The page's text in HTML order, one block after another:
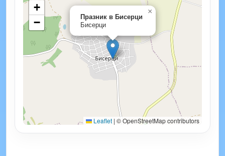
Празник в Бисерци
Бисерци
×
+
−
Leaflet | © OpenStreetMap contributors